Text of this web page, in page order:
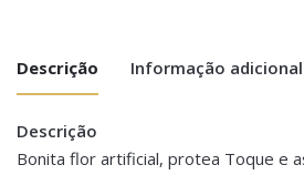
Descrição Informação adicional
Descrição
Bonita flor artificial, protea Toque e
0.200 kg
There are no reviews yet.